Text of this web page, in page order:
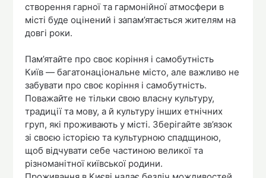
створення гарної та гармонійної атмосфери в
місті буде оцінений і запам’ятається жителям на
довгі роки.
Пам’ятайте про своє коріння і самобутність
Київ — багатонаціональне місто, але важливо не
забувати про своє коріння і самобутність.
Поважайте не тільки свою власну культуру,
традиції та мову, а й культуру інших етнічних
груп, які проживають у місті. Зберігайте зв’язок
зі своєю історією та культурною спадщиною,
щоб відчувати себе частиною великої та
різноманітної київської родини.